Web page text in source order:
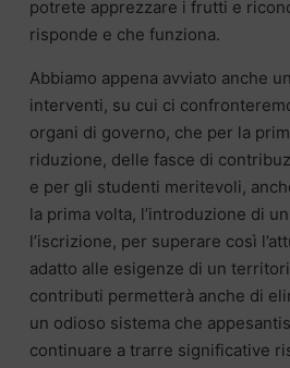
potrete apprezzare i frutti e
risponde e che funziona.
Abbiamo appena avviato anche
interventi, su cui ci
organi di governo, che per la
riduzione, delle fasce di
e per gli studenti meritevoli,
la prima volta, l’introduzione di
l’iscrizione, per superare così
adatto alle esigenze di un
contributi permetterà anche di
un odioso sistema che
continuare a trarre significative